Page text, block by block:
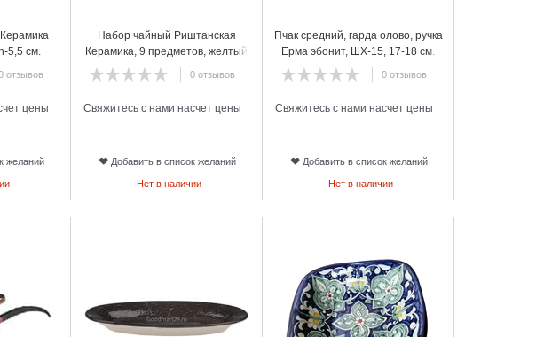
5,5 см.
отзывов
цены
желаний
Набор чайный Риштанская
Керамика, 9 предметов, желтый
0 отзывов
Свяжитесь с нами насчет цены
Добавить в список желаний
Нет в наличии
Пчак средний, гарда олово, ручка
Ерма эбонит, ШХ-15, 17-18 см.
арт.20
0 отзывов
Свяжитесь с нами насчет цены
Добавить в список желаний
Нет в наличии